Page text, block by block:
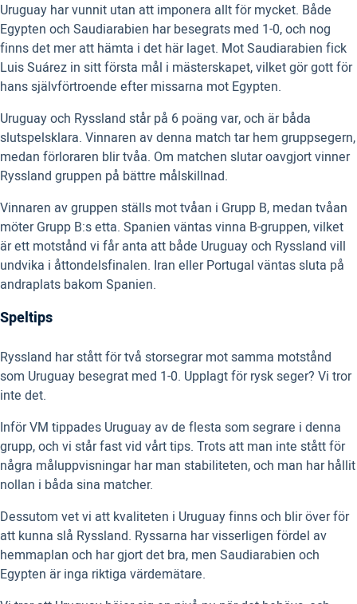
Uruguay har vunnit utan att imponera allt för mycket. Både
Egypten och Saudiarabien har besegrats med 1-0, och nog
finns det mer att hämta i det här laget. Mot Saudiarabien fick
Luis Suárez in sitt första mål i mästerskapet, vilket gör gott för
hans självförtroende efter missarna mot Egypten.
Uruguay och Ryssland står på 6 poäng var, och är båda
slutspelsklara. Vinnaren av denna match tar hem gruppsegern,
medan förloraren blir tvåa. Om matchen slutar oavgjort vinner
Ryssland gruppen på bättre målskillnad.
Vinnaren av gruppen ställs mot tvåan i Grupp B, medan tvåan
möter Grupp B:s etta. Spanien väntas vinna B-gruppen, vilket
är ett motstånd vi får anta att både Uruguay och Ryssland vill
undvika i åttondelsfinalen. Iran eller Portugal väntas sluta på
andraplats bakom Spanien.
Speltips
Ryssland har stått för två storsegrar mot samma motstånd
som Uruguay besegrat med 1-0. Upplagt för rysk seger? Vi tror
inte det.
Inför VM tippades Uruguay av de flesta som segrare i denna
grupp, och vi står fast vid vårt tips. Trots att man inte stått för
några måluppvisningar har man stabiliteten, och man har hållit
nollan i båda sina matcher.
Dessutom vet vi att kvaliteten i Uruguay finns och blir över för
att kunna slå Ryssland. Ryssarna har visserligen fördel av
hemmaplan och har gjort det bra, men Saudiarabien och
Egypten är inga riktiga värdemätare.